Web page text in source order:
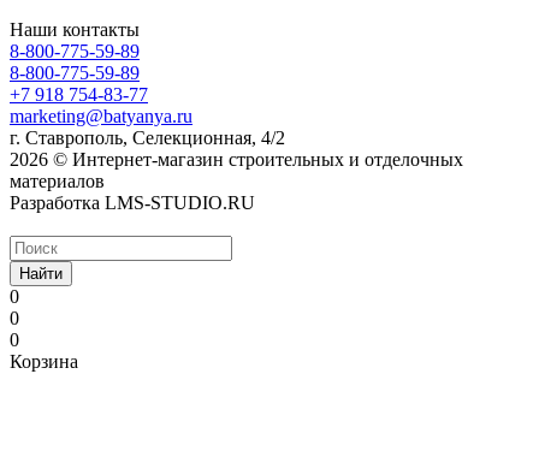
Наши контакты
8-800-775-59-89
8-800-775-59-89
+7 918 754-83-77
marketing@batyanya.ru
г. Ставрополь, Селекционная, 4/2
2026 © Интернет-магазин строительных и отделочных
материалов
Разработка LMS-STUDIO.RU
Найти
0
0
0
Корзина